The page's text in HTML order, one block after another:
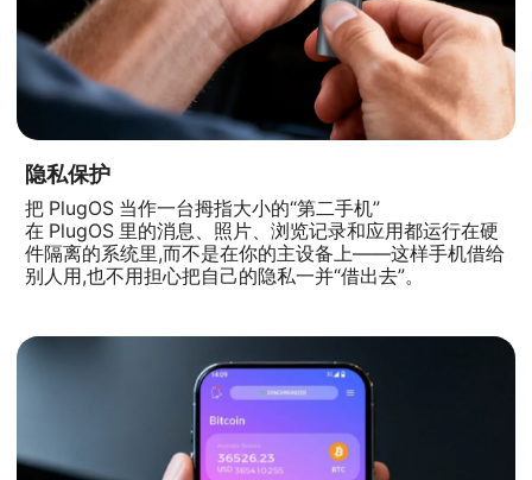
隐私保护
把 PlugOS 当作一台拇指大小的“第二手机”
在 PlugOS 里的消息、照片、浏览记录和应用都运行在硬
件隔离的系统里,而不是在你的主设备上——这样手机借给
别人用,也不用担心把自己的隐私一并“借出去”。